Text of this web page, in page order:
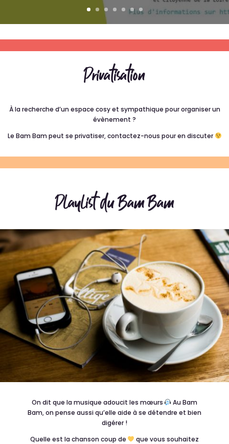
Privatisation
À la recherche d’un espace cosy et sympathique pour organiser un
évènement ?
Le Bam Bam peut se privatiser, contactez-nous pour en discuter
Playlist du Bam Bam
On dit que la musique adoucit les mœurs
Au Bam
Bam, on pense aussi qu’elle aide à se détendre et bien
digérer !
Quelle est la chanson coup de
que vous souhaitez